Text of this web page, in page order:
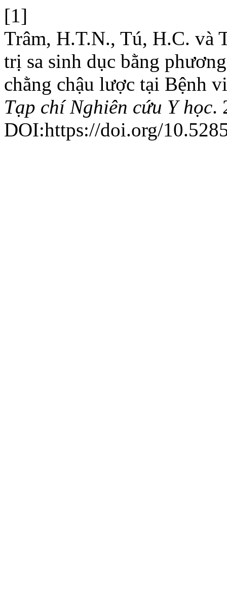
[1]
Trâm, H.T.N., Tú, H.C. và
trị sa sinh dục bằng
chằng chậu lược tại Bệnh
Tạp chí Nghiên cứu Y học.
DOI:https://doi.org/